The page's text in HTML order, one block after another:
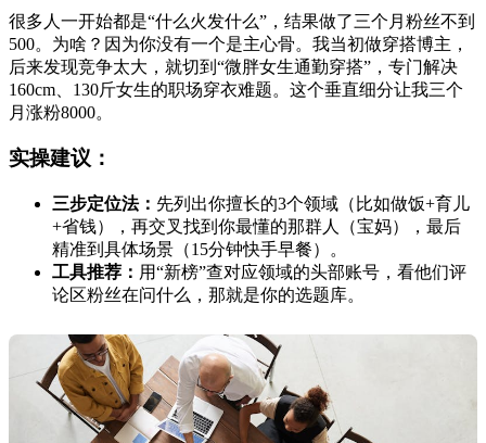
很多人一开始都是“什么火发什么”，结果做了三个月粉丝不到
500。为啥？因为你没有一个是主心骨。我当初做穿搭博主，
后来发现竞争太大，就切到“微胖女生通勤穿搭”，专门解决
160cm、130斤女生的职场穿衣难题。这个垂直细分让我三个
月涨粉8000。
实操建议：
三步定位法： 先列出你擅长的3个领域（比如做饭+育儿
+省钱），再交叉找到你最懂的那群人（宝妈），最后
精准到具体场景（15分钟快手早餐）。
工具推荐： 用“新榜”查对应领域的头部账号，看他们评
论区粉丝在问什么，那就是你的选题库。